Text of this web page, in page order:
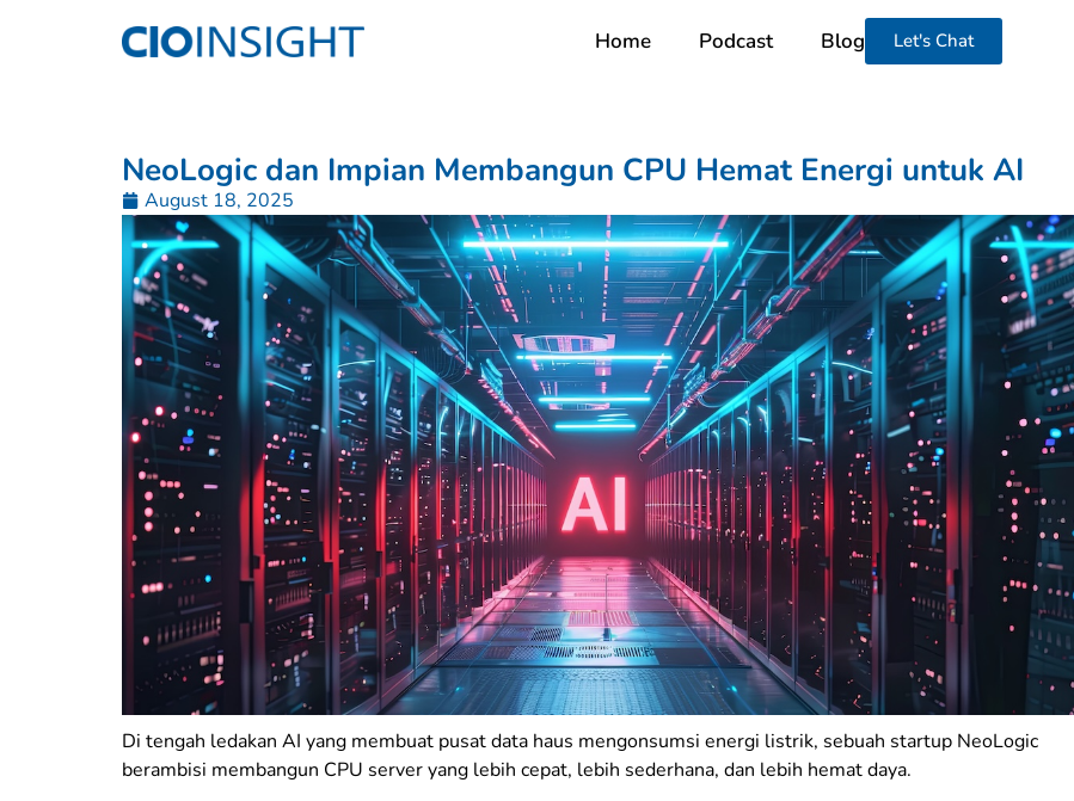
Home Podcast Blog Let's Chat
NeoLogic dan Impian Membangun CPU Hemat Energi untuk AI
August 18, 2025
Di tengah ledakan AI yang membuat pusat data haus mengonsumsi energi listrik, sebuah startup NeoLogic
berambisi membangun CPU server yang lebih cepat, lebih sederhana, dan lebih hemat daya.